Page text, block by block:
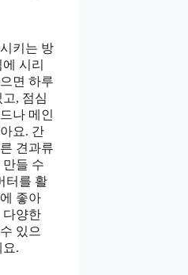
키는 방
시리
면 하루
, 점심
나 메인
요. 간
견과류
들 수
터를 활
좋아
다양한
있으
요.